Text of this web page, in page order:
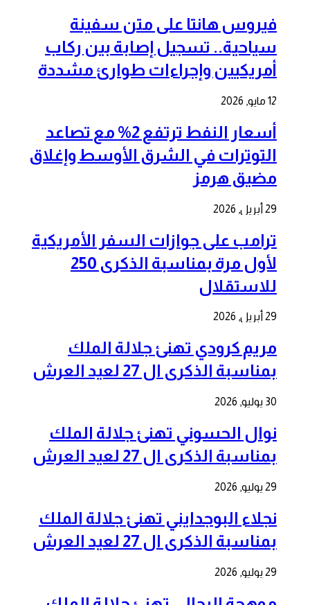
فيروس هانتا على متن سفينة
سياحية.. تسجيل إصابة بين ركاب
أمريكيين وإجراءات طوارئ مشددة
12 مايو, 2026
أسعار النفط ترتفع 2% مع تصاعد
التوترات في الشرق الأوسط وإغلاق
مضيق هرمز
29 أبريل, 2026
ترامب على جوازات السفر الأمريكية
لأول مرة بمناسبة الذكرى 250
للاستقلال
29 أبريل, 2026
مريم كرودي تهنئ جلالة الملك
بمناسبة الذكرى ال 27 لعيد العرش
30 يوليو, 2026
نوال الحسوني تهنئ جلالة الملك
بمناسبة الذكرى ال 27 لعيد العرش
29 يوليو, 2026
نجلاء البوجدايني تهنئ جلالة الملك
بمناسبة الذكرى ال 27 لعيد العرش
29 يوليو, 2026